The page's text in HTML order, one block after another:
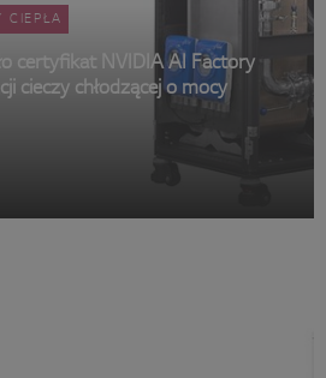
CIEPŁA
certyfikat NVIDIA AI Factory
cieczy chłodzącej o mocy